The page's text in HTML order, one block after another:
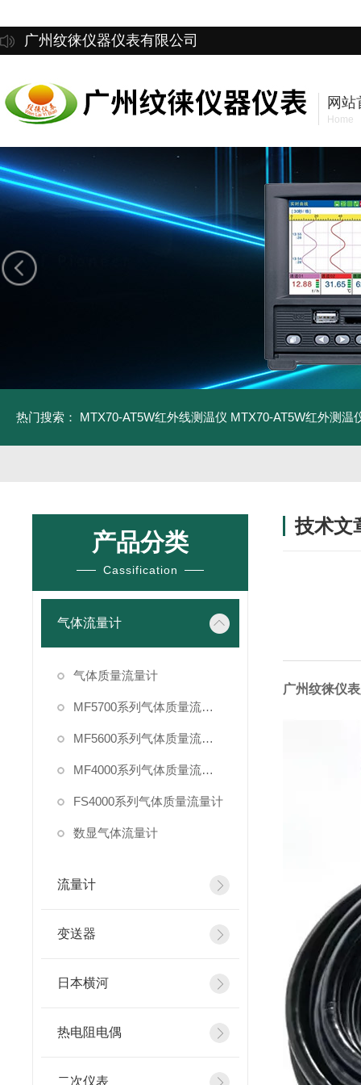
广州纹徕仪器仪表有限公司
网站
Home
热门搜索： MTX70-AT5W红外线测温仪 MTX70-AT5W红外测温
产品分类
Cassification
气体流量计
气体质量流量计
MF5700系列气体质量流量计
MF5600系列气体质量流量计
MF4000系列气体质量流量计
FS4000系列气体质量流量计
数显气体流量计
流量计
变送器
日本横河
热电阻电偶
二次仪表
技术文
广州纹徕仪